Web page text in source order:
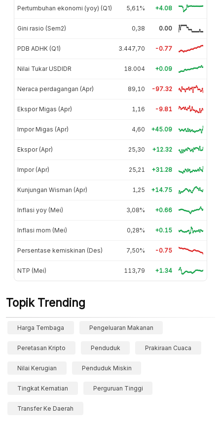
Pertumbuhan ekonomi (yoy) (Q1) 5,61% +4.08
Gini rasio (Sem2) 0,38 0.00
PDB ADHK (Q1) 3.447,70 -0.77
Nilai Tukar USDIDR 18.004 +0.09
Neraca perdagangan (Apr) 89,10 -97.32
Ekspor Migas (Apr) 1,16 -9.81
Impor Migas (Apr) 4,60 +45.09
Ekspor (Apr) 25,30 +12.32
Impor (Apr) 25,21 +31.28
Kunjungan Wisman (Apr) 1,25 +14.75
Inflasi yoy (Mei) 3,08% +0.66
Inflasi mom (Mei) 0,28% +0.15
Persentase kemiskinan (Des) 7,50% -0.75
NTP (Mei) 113,79 +1.34
Topik Trending
Harga Tembaga Pengeluaran Makanan
Peretasan Kripto Penduduk Prakiraan Cuaca
Nilai Kerugian Penduduk Miskin
Tingkat Kematian Perguruan Tinggi
Transfer Ke Daerah